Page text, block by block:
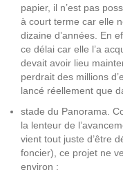
papier, il n’est pas
à court terme car elle
dizaine d’années. En
ce délai car elle l’a
devait avoir lieu
perdrait des millions
lancé réellement que
stade du Panorama.
la lenteur de
vient tout juste d’être
foncier), ce projet ne
environ ;